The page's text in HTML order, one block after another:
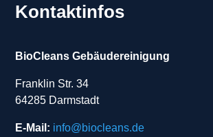
Kontaktinfos
BioCleans Gebäudereinigung
Franklin Str. 34
64285 Darmstadt
E-Mail: info@biocleans.de